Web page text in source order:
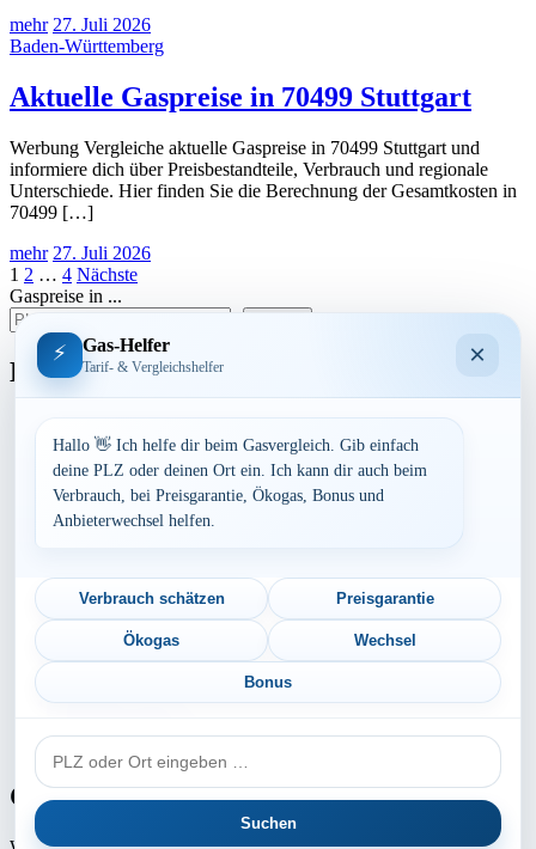
mehr 27. Juli 2026
Baden-Württemberg
Aktuelle Gaspreise in 70499 Stuttgart
Werbung Vergleiche aktuelle Gaspreise in 70499 Stuttgart und
informiere dich über Preisbestandteile, Verbrauch und regionale
Unterschiede. Hier finden Sie die Berechnung der Gesamtkosten in
70499 […]
mehr 27. Juli 2026
Seitennummerierung
der
Beiträge
1 2 … 4 Nächste
Gaspreise in ...
Bundesland
Bayern
Berlin
Brandenburg
Hamburg
Mecklenburg-Vorpommern
Niedersachsen
Nordrhein-Westfalen
Rheinland-Pfalz
Saarland
Sachsen-Anhalt
Gaspreis-Explosion
⚡ Gas-Helfer
Tarif- & Vergleichshelfer ×
Hallo 👋 Ich helfe dir beim Gasvergleich. Gib einfach
deine PLZ oder deinen Ort ein. Ich kann dir auch beim
Verbrauch, bei Preisgarantie, Ökogas, Bonus und
Anbieterwechsel helfen.
Verbrauch schätzen Preisgarantie
Ökogas Wechsel
Bonus
PLZ
oder
Ort
Suchen